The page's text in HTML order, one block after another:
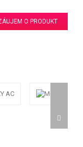
O PRODUKT